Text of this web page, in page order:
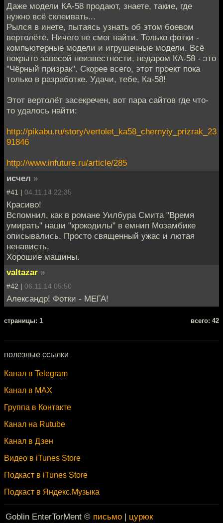
Даже модели КА-58 продают, знаете, такие, где
нужно всё склеивать...
Рылся в инете, пытаясь узнать об этом боевом
вертолёте. Ничего не смог найти. Только фотки -
компьютерные модели и игрушечные модели. Всё
покрыто завесой неизвестности, недаром КА-58 - это
"Чёрный призрак". Скорее всего, этот проект пока
только в разработке. Удачи, тебе, Ка-58!
Этот вертолёт засекречен, вот пара сайтов где что-
то удалось найти:
http://pikabu.ru/story/vertolet_ka58_chernyiy_prizrak_23
91846
http://www.infuture.ru/article/285
исчел »
#41 | 04.11.14 22:35
Красиво!
Вспомнил, как в романе Уилбура Смита "Время
умирать" наши "крокодилы" в емнип Мозамбике
описывались. Просто священный ужас и лютая
ненависть.
Хорошие машины.
valtazar »
#42 | 06.11.14 05:50
Александр! Фотки - МЕГА!
cтраницы: 1 всего: 42
полезные ссылки
Канал в Telegram
Канал в MAX
Группа в Контакте
Канал на Rutube
Канал в Дзен
Видео в iTunes Store
Подкаст в iTunes Store
Подкаст в Яндекс.Музыка
Goblin EnterTorMent © письмо | цурюк